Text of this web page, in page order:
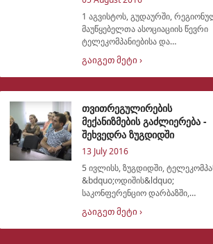
1 აგვისტოს, გუდაურში,
მაუწყებელთა ასოციაციის წევრი
ტელეკომპანიებისა და
თვითრეგულირების საბჭოების
წევრთა მორიგი შეხვდრა
გაიმართა. შეხვედრის მონაწილეებს
კიდევ ერთხელ მიეწოდათ
ინფორმაცია თვით
გაიგეთ მეტი ›
თვითრეგულირების
მექანიზმების გაძლიერება -
შეხვედრა ზუგდიდში
13 July 2016
5 ივლისს, ზუგდიდში,
&bdquo;ოდიშის&ldquo;
საკონფერენციო დარბაზში,
პროექტის,
&bdquo;თვითრეგულირების
მექანიზმების გაძლიერება
გაიგეთ მეტი ›